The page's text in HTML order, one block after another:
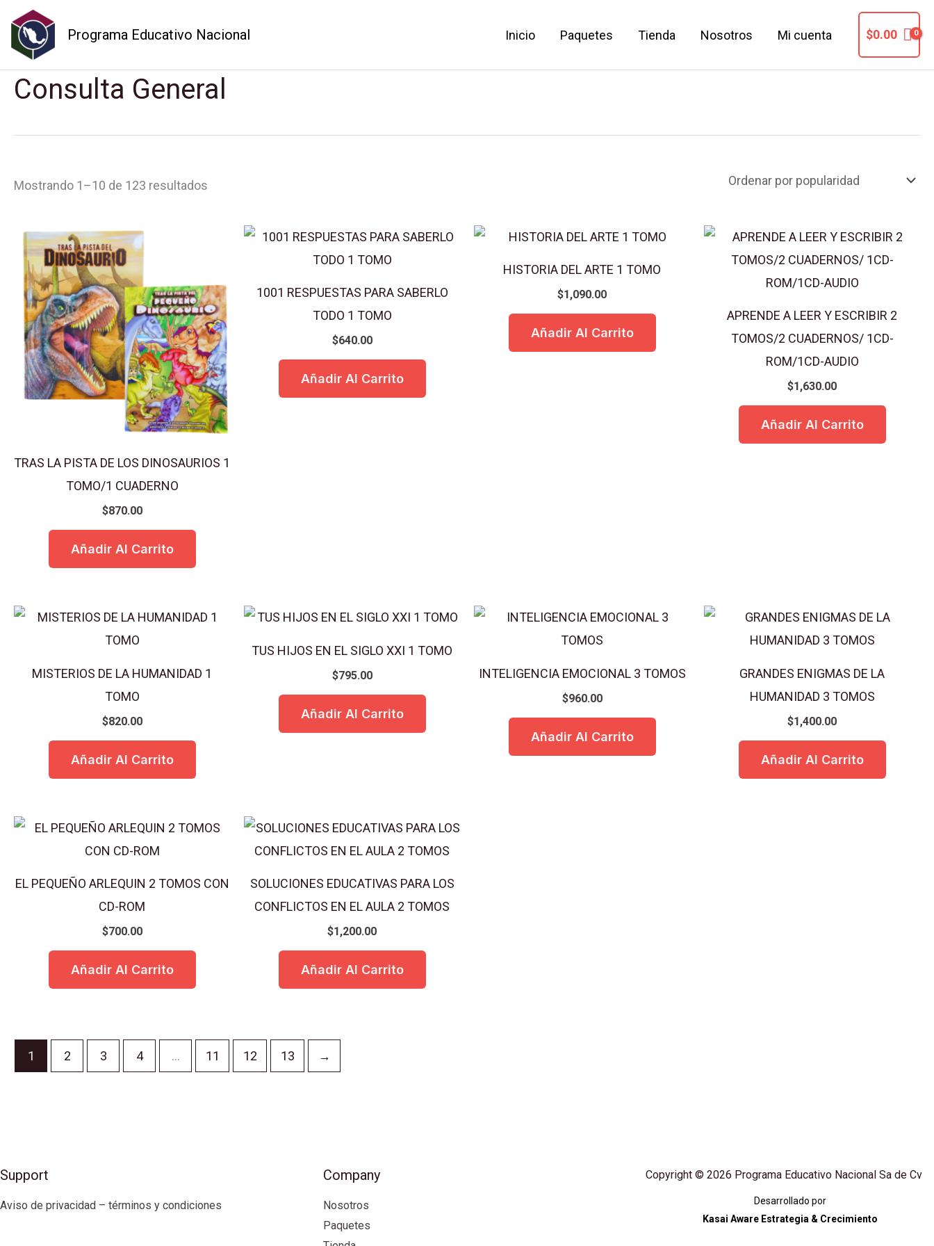
contenido
Programa Educativo Nacional Inicio Paquetes Tienda Nosotros Mi cuenta $0.00
Consulta General
Mostrando 1–10 de 123 resultados
Sorted
by
popularity
TRAS LA PISTA DE LOS DINOSAURIOS 1
TOMO/1 CUADERNO
$870.00
Añadir Al Carrito
1001 RESPUESTAS PARA SABERLO
TODO 1 TOMO
$640.00
Añadir Al Carrito
HISTORIA DEL ARTE 1 TOMO
$1,090.00
Añadir Al Carrito
APRENDE A LEER Y ESCRIBIR 2
TOMOS/2 CUADERNOS/ 1CD-
ROM/1CD-AUDIO
$1,630.00
Añadir Al Carrito
MISTERIOS DE LA HUMANIDAD 1
TOMO
$820.00
Añadir Al Carrito
TUS HIJOS EN EL SIGLO XXI 1 TOMO
$795.00
Añadir Al Carrito
INTELIGENCIA EMOCIONAL 3 TOMOS
$960.00
Añadir Al Carrito
GRANDES ENIGMAS DE LA
HUMANIDAD 3 TOMOS
$1,400.00
Añadir Al Carrito
EL PEQUEÑO ARLEQUIN 2 TOMOS CON
CD-ROM
$700.00
Añadir Al Carrito
SOLUCIONES EDUCATIVAS PARA LOS
CONFLICTOS EN EL AULA 2 TOMOS
$1,200.00
Añadir Al Carrito
1 2 3 4 … 11 12 13 →
Support
Aviso de privacidad – términos y condiciones
Company
Nosotros
Paquetes
Copyright © 2026 Programa Educativo Nacional Sa de Cv
Desarrollado por
Kasai Aware Estrategia & Crecimiento